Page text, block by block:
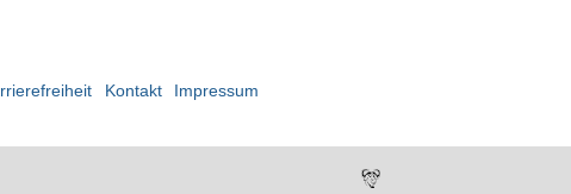
Kontakt Impressum